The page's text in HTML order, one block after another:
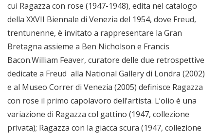
cui Ragazza con rose (1947-1948), edita nel catalogo
della XXVII Biennale di Venezia del 1954, dove Freud,
trentunenne, è invitato a rappresentare la Gran
Bretagna assieme a Ben Nicholson e Francis
Bacon.William Feaver, curatore delle due retrospettive
dedicate a Freud alla National Gallery di Londra (2002)
e al Museo Correr di Venezia (2005) definisce Ragazza
con rose il primo capolavoro dell’artista. L’olio è una
variazione di Ragazza col gattino (1947, collezione
privata); Ragazza con la giacca scura (1947, collezione